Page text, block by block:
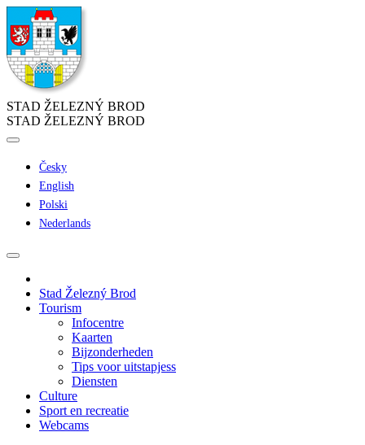
STAD ŽELEZNÝ BROD
STAD ŽELEZNÝ BROD
Česky
English
Polski
Nederlands
Stad Železný Brod
Tourism
Infocentre
Kaarten
Bijzonderheden
Tips voor uitstapjess
Diensten
Culture
Sport en recreatie
Webcams